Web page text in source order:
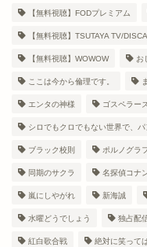
【無料視聴】FODプレミアム
【無料視聴】TSUTAYA TV/
【無料視聴】WOWOW お
ここは今から倫理です。
エンタの神様 ゴスペラー
シロでもクロでもない世界で、パ
ブラック校則 ポルノグラ
同期のサクラ 名探偵コナ
嵐にしやがれ 新海誠
水曜どうでしょう 独占配
紅白歌合戦 絶対に笑って